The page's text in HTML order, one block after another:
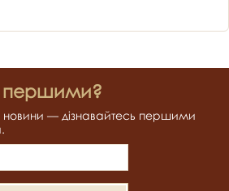
першими?
новини — дізнавайтесь першими